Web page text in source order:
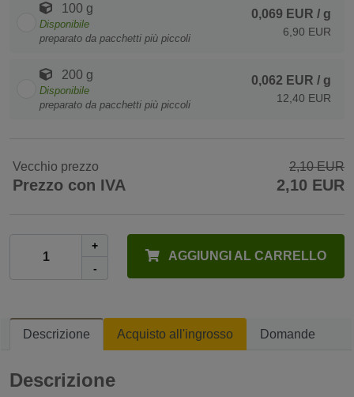
100 g
Disponibile
preparato da pacchetti più piccoli
0,069 EUR / g
6,90 EUR
200 g
Disponibile
preparato da pacchetti più piccoli
0,062 EUR / g
12,40 EUR
Vecchio prezzo 2,10 EUR
Prezzo con IVA 2,10 EUR
+
-
AGGIUNGI AL CARRELLO
Descrizione Acquisto all'ingrosso Domande
Descrizione